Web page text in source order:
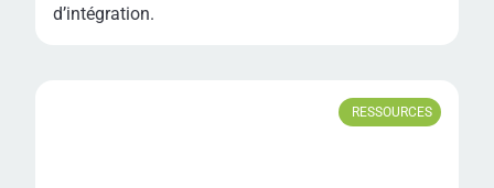
d’intégration.
RESSOURCES